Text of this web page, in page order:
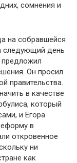
сомнения и
на собравшей­ся
следующий день
предложил
Он просил
правительства.
в качестве
который
и Егора
в
откровенное
ни
как